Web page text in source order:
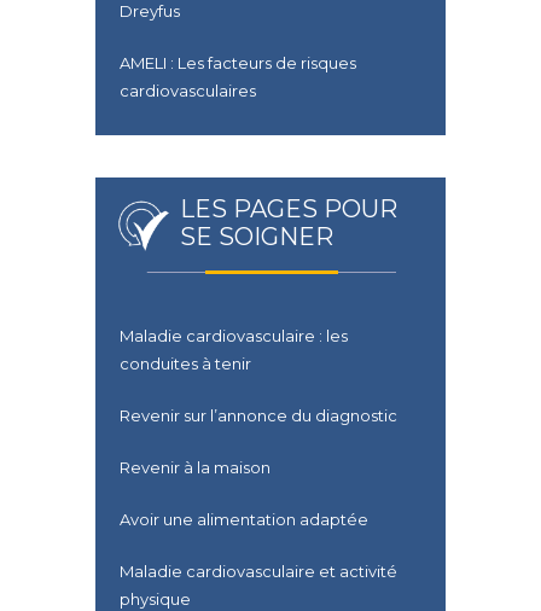
Dreyfus
AMELI : Les facteurs de risques
cardiovasculaires
LES PAGES POUR
SE SOIGNER
Maladie cardiovasculaire : les
conduites à tenir
Revenir sur l’annonce du diagnostic
Revenir à la maison
Avoir une alimentation adaptée
Maladie cardiovasculaire et activité
physique